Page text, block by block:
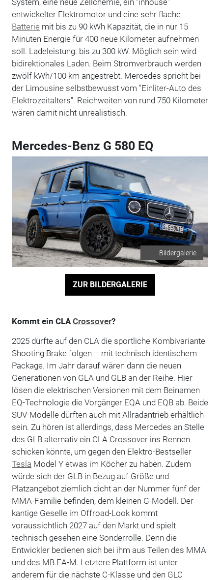
entwickelter Elektromotor und eine sehr flache
Batterie mit bis zu 90 kWh Kapazität, die in nur 15
Minuten Energie für 400 neue Kilometer aufnehmen
soll. Ladeleistung: bis zu 300 kW. Möglich sein wird
bidirektionales Laden. Beim Stromverbrauch werden
zwölf kWh/100 km angestrebt. Mercedes spricht bei
der Limousine selbstbewusst vom "Einliter-Auto des
Elektrozeitalters". Reichweiten von rund 750 Kilometer
wären damit nicht unrealistisch.
Mercedes-Benz G 580 EQ
Bildergalerie
ZUR BILDERGALERIE
Kommt ein CLA Crossover?
2025 dürfte auf den CLA die sportliche Kombivariante
Shooting Brake folgen – mit technisch identischem
Package. Im Jahr darauf wären dann die neuen
Generationen von GLA und GLB an der Reihe. Hier
lösen die elektrischen Versionen mit dem Beinamen
EQ-Technologie die Vorgänger EQA und EQB ab. Beide
SUV-Modelle dürften auch mit Allradantrieb erhältlich
sein. Zu hören ist allerdings, dass Mercedes an Stelle
des GLB alternativ ein CLA Crossover ins Rennen
schicken könnte, um gegen den Elektro-Bestseller
Tesla Model Y etwas im Köcher zu haben. Zudem
würde sich der GLB in Bezug auf Größe und
Platzangebot ziemlich dicht an der Nummer fünf der
MMA-Familie befinden, dem kleinen G-Modell. Der
kantige Geselle im Offroad-Look kommt
voraussichtlich 2027 auf den Markt und spielt
technisch gesehen eine Sonderrolle. Denn die
Entwickler bedienen sich bei ihm aus Teilen des MMA
und des MB.EA-M. Letztere Plattform ist unter
anderem für die nächste C-Klasse und den GLC